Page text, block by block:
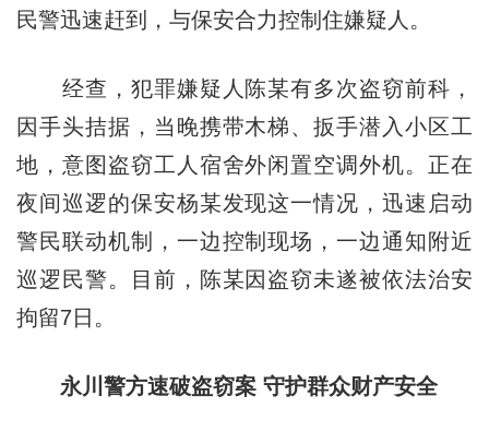
民警迅速赶到，与保安合力控制住嫌疑人。
经查，犯罪嫌疑人陈某有多次盗窃前科，
因手头拮据，当晚携带木梯、扳手潜入小区工
地，意图盗窃工人宿舍外闲置空调外机。正在
夜间巡逻的保安杨某发现这一情况，迅速启动
警民联动机制，一边控制现场，一边通知附近
巡逻民警。目前，陈某因盗窃未遂被依法治安
拘留7日。
永川警方速破盗窃案 守护群众财产安全